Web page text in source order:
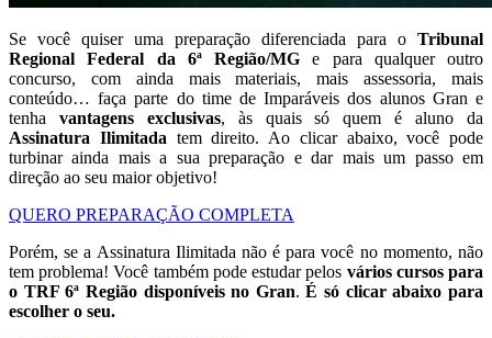
Se você quiser uma preparação diferenciada para o Tribunal
Regional Federal da 6ª Região/MG e para qualquer outro
concurso, com ainda mais materiais, mais assessoria, mais
conteúdo… faça parte do time de Imparáveis dos alunos Gran e
tenha vantagens exclusivas, às quais só quem é aluno da
Assinatura Ilimitadatem direito. Ao clicar abaixo, você pode
turbinar ainda mais a sua preparação e dar mais um passo em
direção ao seu maior objetivo!
QUERO PREPARAÇÃO COMPLETA
Porém, se a Assinatura Ilimitada não é para você no momento, não
tem problema! Você também pode estudar pelos vários cursos para
o TRF 6ª Região disponíveis no Gran. É só clicar abaixo para
escolher o seu.